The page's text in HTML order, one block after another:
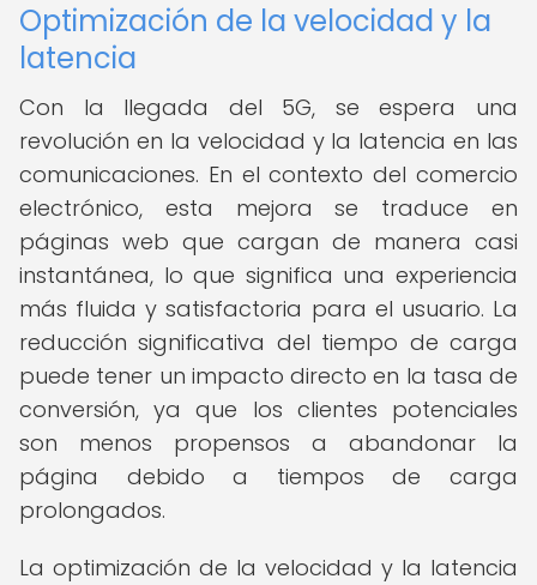
Optimización de la velocidad y la
latencia
Con la llegada del 5G, se espera una
revolución en la velocidad y la latencia en las
comunicaciones. En el contexto del comercio
electrónico, esta mejora se traduce en
páginas web que cargan de manera casi
instantánea, lo que significa una experiencia
más fluida y satisfactoria para el usuario. La
reducción significativa del tiempo de carga
puede tener un impacto directo en la tasa de
conversión, ya que los clientes potenciales
son menos propensos a abandonar la
página debido a tiempos de carga
prolongados.
La optimización de la velocidad y la latencia